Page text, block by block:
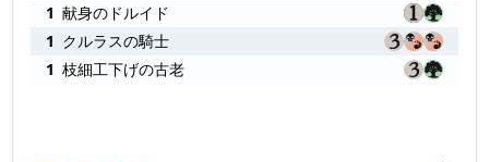
1 献身のドルイド
1 クルラスの騎士
1 枝細工下げの古老